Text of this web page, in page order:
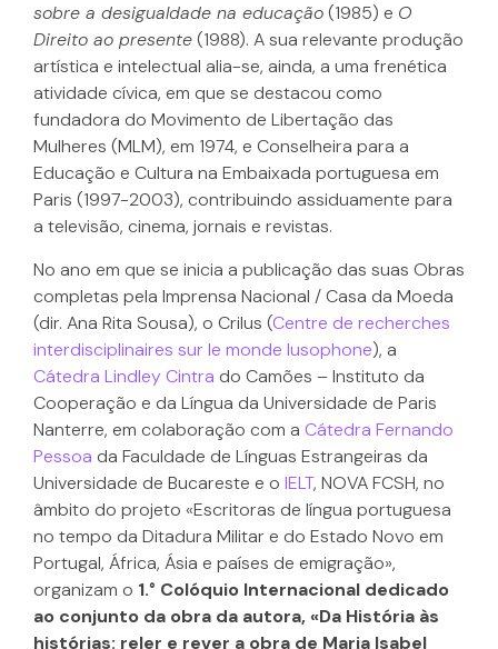
sobre a desigualdade na educação(1985) e O
Direito ao presente(1988). A sua relevante produção
artística e intelectual alia-se, ainda, a uma frenética
atividade cívica, em que se destacou como
fundadora do Movimento de Libertação das
Mulheres (MLM), em 1974, e Conselheira para a
Educação e Cultura na Embaixada portuguesa em
Paris (1997-2003), contribuindo assiduamente para
a televisão, cinema, jornais e revistas.
No ano em que se inicia a publicação das suas Obras
completas pela Imprensa Nacional / Casa da Moeda
(dir. Ana Rita Sousa), o Crilus (Centre de recherches
interdisciplinaires sur le monde lusophone), a
Cátedra Lindley Cintra do Camões – Instituto da
Cooperação e da Língua da Universidade de Paris
Nanterre, em colaboração com a Cátedra Fernando
Pessoa da Faculdade de Línguas Estrangeiras da
Universidade de Bucareste e o IELT, NOVA FCSH, no
âmbito do projeto «Escritoras de língua portuguesa
no tempo da Ditadura Militar e do Estado Novo em
Portugal, África, Ásia e países de emigração»,
organizam o 1.° Colóquio Internacional dedicado
ao conjunto da obra da autora, «Da História às
histórias: reler e rever a obra de Maria Isabel